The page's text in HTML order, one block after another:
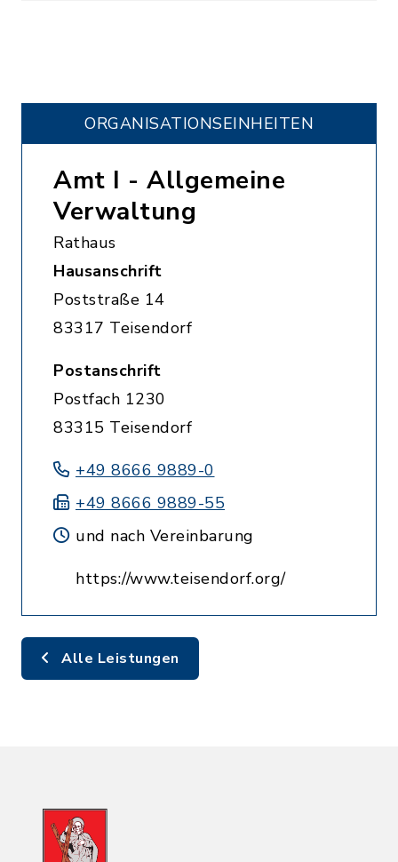
ORGANISATIONS­EINHEITEN
Amt I - Allgemeine
Verwaltung
Rathaus
Hausanschrift
Poststraße 14
83317 Teisendorf
Postanschrift
Postfach 1230
83315 Teisendorf
+49 8666 9889-0
+49 8666 9889-55
und nach Vereinbarung
https://www.teisendorf.org/
Alle Leistungen